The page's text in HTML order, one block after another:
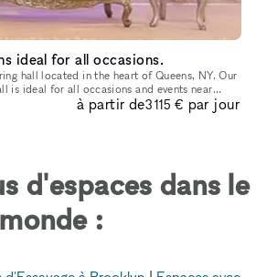
ideal for all occasions.
hall located in the heart of Queens, NY. Our
is ideal for all occasions and events near
Brooklyn and the 5 boroughs. Our space has two m
à partir de3 115 € par jour
d'espaces dans le
monde :